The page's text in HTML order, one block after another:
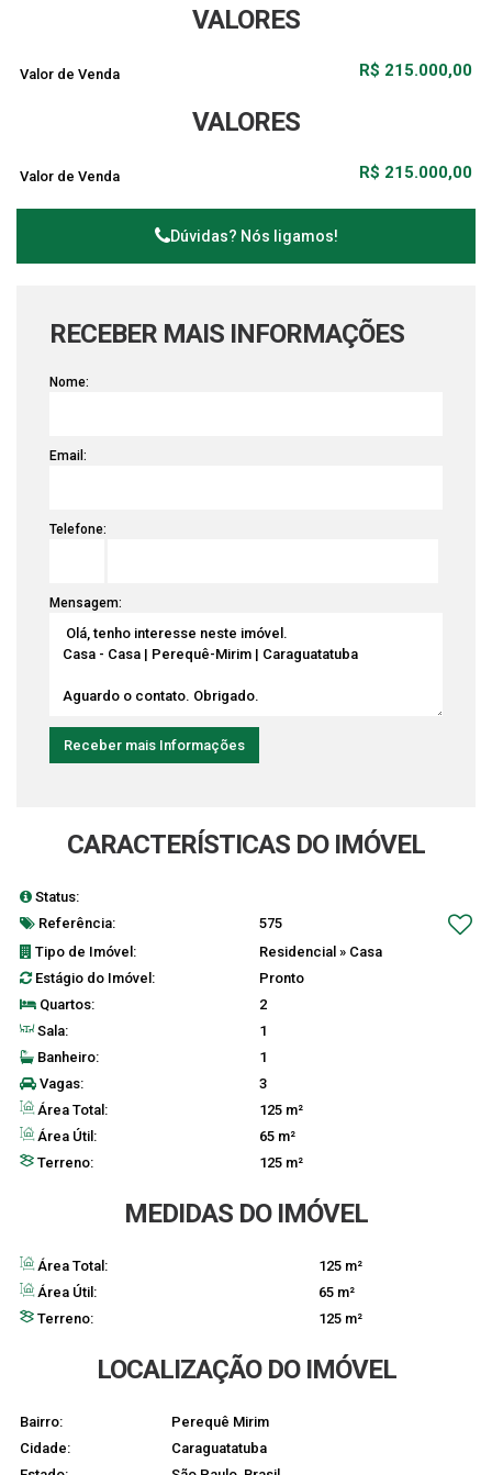
para moradia ou investimento.
agendamento de visita.
Aceita Permuta (Troca) com Imóvel de igual ou menor
VALORES
R$ 215.000,00
Valor de Venda
VALORES
R$ 215.000,00
Valor de Venda
Dúvidas? Nós ligamos!
RECEBER MAIS INFORMAÇÕES
Nome:
Email:
Telefone:
Mensagem:
CARACTERÍSTICAS DO IMÓVEL
Status:
Referência:
575
Tipo de Imóvel:
Residencial » Casa
Estágio do Imóvel:
Pronto
Quartos:
2
Sala:
1
Banheiro:
1
Vagas:
3
Área Total:
125 m²
Área Útil:
65 m²
Terreno:
125 m²
MEDIDAS DO IMÓVEL
Área Total:
125 m²
Área Útil:
65 m²
Terreno:
125 m²
LOCALIZAÇÃO DO IMÓVEL
Bairro:
Perequê Mirim
Cidade:
Caraguatatuba